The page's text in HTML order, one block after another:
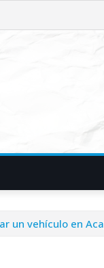
un vehículo en